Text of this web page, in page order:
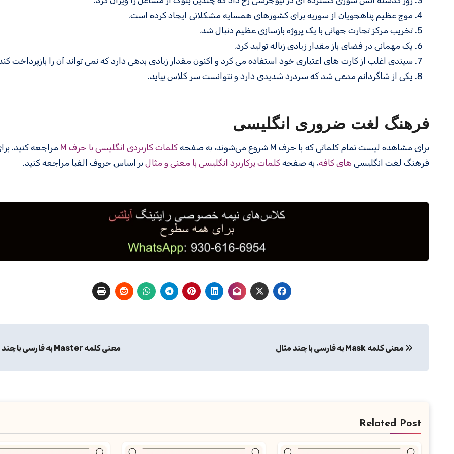
موج عظیم پناهجویان از سوریه برای کشورهای همسایه مشکلاتی ایجاد کرده است.
تخریب مرکز تجارت جهانی با یک پروژه بازسازی عظیم دنبال شد.
یک مهمانی در فضای باز مقدار زیادی زباله تولید کرد.
سیندی اغلب از کارت های اعتباری خود استفاده می کرد و اکنون مقدار زیادی بدهی دارد که نمی تواند آن را بازپرداخت
یکی از شاگردانم مدعی شد که سردرد شدیدی دارد و نتوانست سر کلاس بیاید.
فرهنگ لغت ضروری انگلیسی
برای مشاهده لیست تمام کلماتی که با حرف M شروع می‌شوند، به صفحه کلمات کاربردی انگلیسی با حرف M
مراجعه کنید.
فرهنگ لغت انگلیسی های کافه، به صفحه کلمات پرکاربرد انگلیسی با معنی و مثال بر اساس حروف الفبا مراجعه کنید.
نوشتهمعنی کلمه Mask به فارسی با چند مثال معنی کلمه Master به فارسی با چند مثال
Related Post